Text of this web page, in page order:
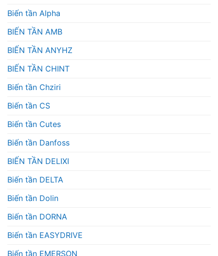
Biến tần Alpha
BIẾN TẦN AMB
BIẾN TẦN ANYHZ
BIẾN TẦN CHINT
Biến tần Chziri
Biến tần CS
Biến tần Cutes
Biến tần Danfoss
BIẾN TẦN DELIXI
Biến tần DELTA
Biến tần Dolin
Biến tần DORNA
Biến tần EASYDRIVE
Biến tần EMERSON